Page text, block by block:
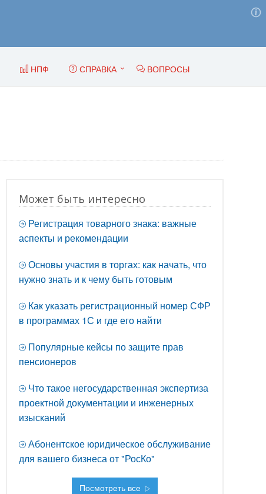
НПФ СПРАВКА ВОПРОСЫ
Может быть интересно
Регистрация товарного знака: важные
аспекты и рекомендации
Основы участия в торгах: как начать, что
нужно знать и к чему быть готовым
Как указать регистрационный номер СФР
в программах 1С и где его найти
Популярные кейсы по защите прав
пенсионеров
Что такое негосударственная экспертиза
проектной документации и инженерных
изысканий
Абонентское юридическое обслуживание
для вашего бизнеса от "РосКо"
Посмотреть все